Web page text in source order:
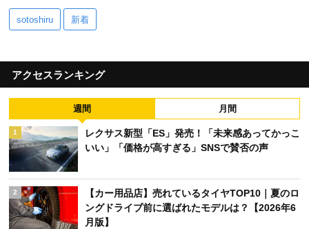
sotoshiru 新着
アクセスランキング
週間 月間
1
レクサス新型「ES」発売！「未来感あってかっこ
いい」「価格が高すぎる」SNSで賛否の声
2
【カー用品店】売れているタイヤTOP10｜夏のロ
ングドライブ前に選ばれたモデルは？【2026年6
月版】